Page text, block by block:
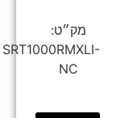
SRT1000RMXLI-
NC